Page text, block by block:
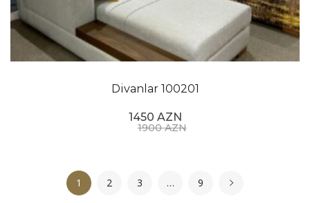
Divanlar 100201
1450 AZN
1900 AZN
1 2 3 … 9